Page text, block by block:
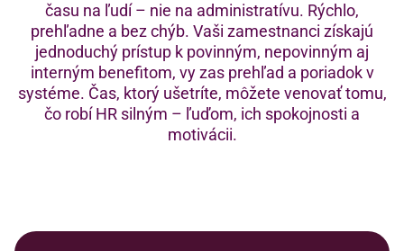
času na ľudí – nie na administratívu. Rýchlo,
prehľadne a bez chýb. Vaši zamestnanci získajú
jednoduchý prístup k povinným, nepovinným aj
interným benefitom, vy zas prehľad a poriadok v
systéme. Čas, ktorý ušetríte, môžete venovať tomu,
čo robí HR silným – ľuďom, ich spokojnosti a
motivácii.